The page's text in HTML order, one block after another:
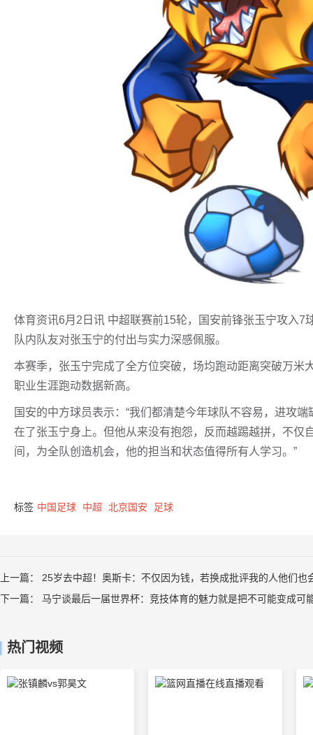
体育资讯6月2日讯 中超联赛前15轮，国安前锋张玉宁攻入
队内队友对张玉宁的付出与实力深感佩服。
本赛季，张玉宁完成了全方位突破，场均跑动距离突破万米
职业生涯跑动数据新高。
国安的中方球员表示：“我们都清楚今年球队不容易，进攻
在了张玉宁身上。但他从来没有抱怨，反而越踢越拼，不仅
间，为全队创造机会，他的担当和状态值得所有人学习。”
标签 中国足球 中超 北京国安 足球
上一篇： 25岁去中超！奥斯卡：不仅因为钱，若换成批评我的人他们也
下一篇： 马宁谈最后一届世界杯：竞技体育的魅力就是把不可能变成可
热门视频